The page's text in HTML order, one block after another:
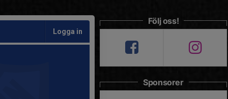
Logga in
Följ oss!
Sponsorer